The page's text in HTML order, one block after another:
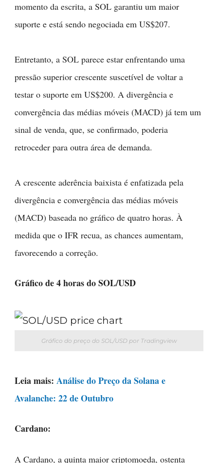
momento da escrita, a SOL garantiu um maior
suporte e está sendo negociada em US$207.
Entretanto, a SOL parece estar enfrentando uma
pressão superior crescente suscetível de voltar a
testar o suporte em US$200. A divergência e
convergência das médias móveis (MACD) já tem um
sinal de venda, que, se confirmado, poderia
retroceder para outra área de demanda.
A crescente aderência baixista é enfatizada pela
divergência e convergência das médias móveis
(MACD) baseada no gráfico de quatro horas. À
medida que o IFR recua, as chances aumentam,
favorecendo a correção.
Gráfico de 4 horas do SOL/USD
Gráfico do preço do SOL/USD por Tradingview
Leia mais: Análise do Preço da Solana e
Avalanche: 22 de Outubro
Cardano:
A Cardano, a quinta maior criptomoeda, ostenta